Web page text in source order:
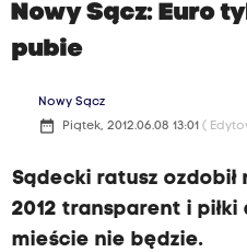
Nowy Sącz: Euro
pubie
Nowy Sącz
date_range Piątek, 2012.06.08 13:01 (
Sądecki ratusz ozdobił
2012 transparent i
mieście nie będzie.